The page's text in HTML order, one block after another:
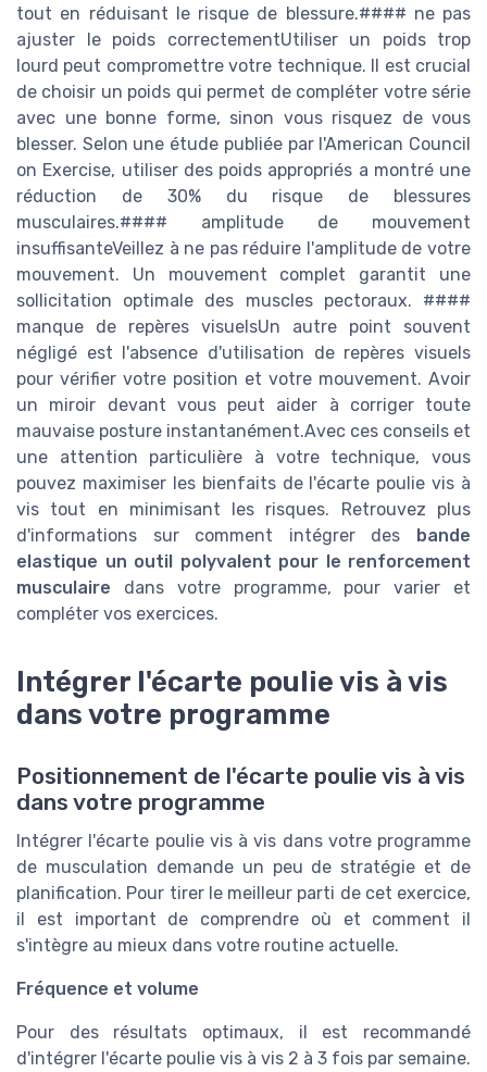
tout en réduisant le risque de blessure.#### ne pas
ajuster le poids correctementUtiliser un poids trop
lourd peut compromettre votre technique. Il est crucial
de choisir un poids qui permet de compléter votre série
avec une bonne forme, sinon vous risquez de vous
blesser. Selon une étude publiée par l'American Council
on Exercise, utiliser des poids appropriés a montré une
réduction de 30% du risque de blessures
musculaires.#### amplitude de mouvement
insuffisanteVeillez à ne pas réduire l'amplitude de votre
mouvement. Un mouvement complet garantit une
sollicitation optimale des muscles pectoraux. ####
manque de repères visuelsUn autre point souvent
négligé est l'absence d'utilisation de repères visuels
pour vérifier votre position et votre mouvement. Avoir
un miroir devant vous peut aider à corriger toute
mauvaise posture instantanément.Avec ces conseils et
une attention particulière à votre technique, vous
pouvez maximiser les bienfaits de l'écarte poulie vis à
vis tout en minimisant les risques. Retrouvez plus
d'informations sur comment intégrer des bande
elastique un outil polyvalent pour le renforcement
musculaire dans votre programme, pour varier et
compléter vos exercices.
Intégrer l'écarte poulie vis à vis
dans votre programme
Positionnement de l'écarte poulie vis à vis
dans votre programme
Intégrer l'écarte poulie vis à vis dans votre programme
de musculation demande un peu de stratégie et de
planification. Pour tirer le meilleur parti de cet exercice,
il est important de comprendre où et comment il
s'intègre au mieux dans votre routine actuelle.
Fréquence et volume
Pour des résultats optimaux, il est recommandé
d'intégrer l'écarte poulie vis à vis 2 à 3 fois par semaine.